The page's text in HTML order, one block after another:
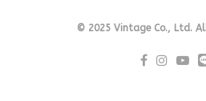
© 2025 Vintage Co., Ltd.